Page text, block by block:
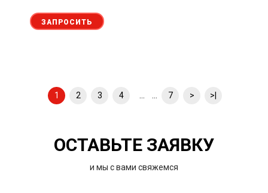
ЗАПРОСИТЬ
1 2 3 4 ... ... 7 > >|
ОСТАВЬТЕ ЗАЯВКУ
и мы с вами свяжемся